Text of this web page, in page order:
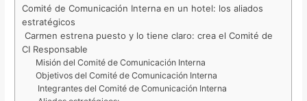
Comité de Comunicación Interna en un hotel: los aliados
estratégicos
Carmen estrena puesto y lo tiene claro: crea el Comité de
CI Responsable
Misión del Comité de Comunicación Interna
Objetivos del Comité de Comunicación Interna
Integrantes del Comité de Comunicación Interna